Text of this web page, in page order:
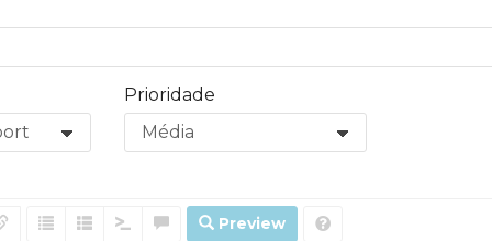
Prioridade
Preview